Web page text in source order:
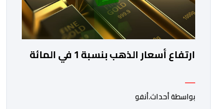
ارتفاع أسعار الذهب بنسبة 1 في المائة
بواسطة أحداث.أنفو